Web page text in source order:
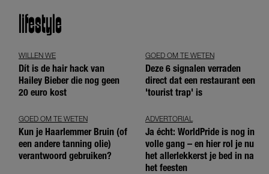
lifestyle
WILLEN WE
Dít is de hair hack van
Hailey Bieber die nog geen
20 euro kost
GOED OM TE WETEN
Deze 6 signalen verraden
direct dat een restaurant een
'tourist trap' is
GOED OM TE WETEN
Kun je Haarlemmer Bruin (of
een andere tanning olie)
verantwoord gebruiken?
ADVERTORIAL
Ja écht: WorldPride is nog in
volle gang – en hier rol je nu
het allerlekkerst je bed in na
het feesten